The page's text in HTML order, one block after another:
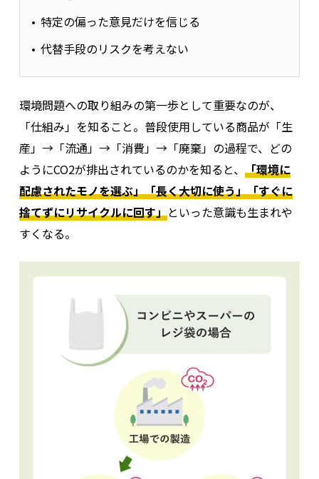
特定の偏った意見だけを信じる
代替手段のリスクを考えない
環境問題への取り組みの第一歩として重要なのが、
「仕組み」を知ること。普段使用している商品が「生
産」→「流通」→「消費」→「廃棄」の過程で、どの
ようにCO2が排出されているのかを知ると、 「環境に
配慮されたモノを選ぶ」「長く大切に使う」「すぐに
捨てずにリサイクルに回す」といった意識も生まれや
すくなる。